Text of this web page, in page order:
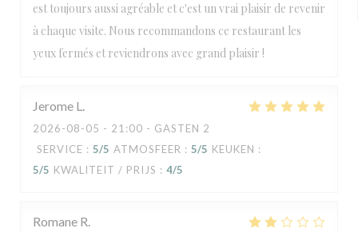
est toujours aussi agréable et c'est un vrai plaisir de revenir
à chaque visite. Nous recommandons ce restaurant les
yeux fermés et reviendrons avec grand plaisir !
Jerome L
2026-08-05 - 21:00 - GASTEN 2
SERVICE : 5/5 ATMOSFEER : 5/5 KEUKEN :
5/5 KWALITEIT / PRIJS : 4/5
Romane R